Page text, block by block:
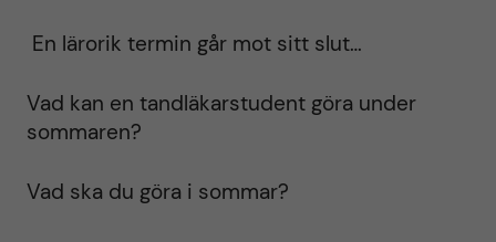
En lärorik termin går mot sitt slut…
Vad kan en tandläkarstudent göra under
sommaren?
Vad ska du göra i sommar?